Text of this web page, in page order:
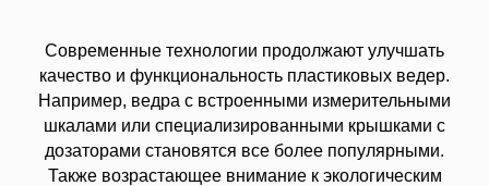
Современные технологии продолжают улучшать
качество и функциональность пластиковых ведер.
Например, ведра с встроенными измерительными
шкалами или специализированными крышками с
дозаторами становятся все более популярными.
Также возрастающее внимание к экологическим
Контакты
IML Печать
Вакансии
Блог
+996 222 600 292